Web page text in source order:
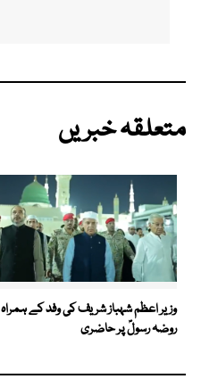
متعلقہ خبریں
وزیر اعظم شہباز شریف کی وفد کے ہمراہ
روضہ رسولؐ پر حاضری